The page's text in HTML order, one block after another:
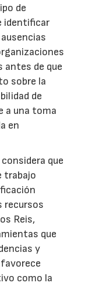
de
identificar
antes de que
sobre la
de
a una toma
en
que
trabajo
recursos
Reis,
que
y
como la